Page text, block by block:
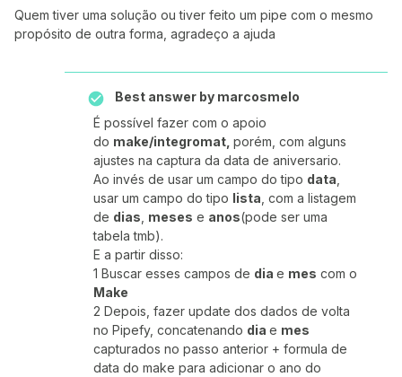
Quem tiver uma solução ou tiver feito um pipe com o mesmo
propósito de outra forma, agradeço a ajuda
Best answer by marcosmelo
É possível fazer com o apoio
do make/integromat, porém, com alguns
ajustes na captura da data de aniversario.
Ao invés de usar um campo do tipo data
usar um campo do tipo lista , com a listagem
de dias meses e anos(pode ser uma
tabela tmb).
E a partir disso:
1 Buscar esses campos de dia e mes com o
Make
2 Depois, fazer update dos dados de volta
no Pipefy, concatenando dia e mes
capturados no passo anterior + formula de
data do make para adicionar o ano do